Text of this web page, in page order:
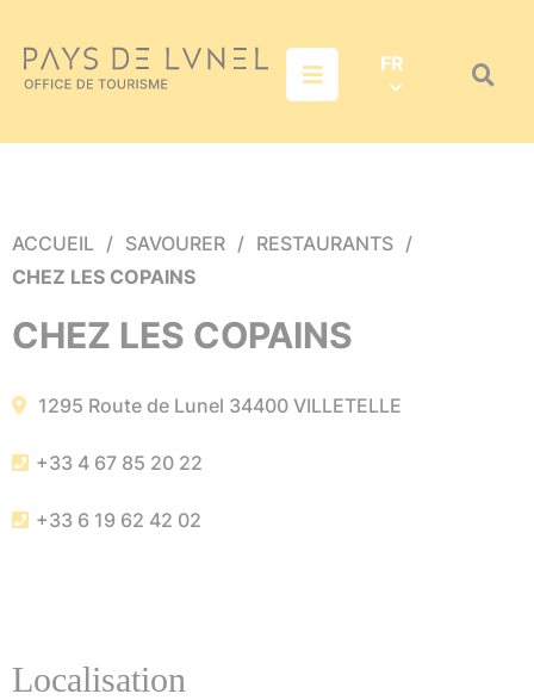
Aller à la recherche
Menu FR
ACCUEIL SAVOURER
RESTAURANTS
CHEZ LES COPAINS
CHEZ LES COPAINS
1295 Route de Lunel 34400 VILLETELLE
+33 4 67 85 20 22
+33 6 19 62 42 02
Localisation